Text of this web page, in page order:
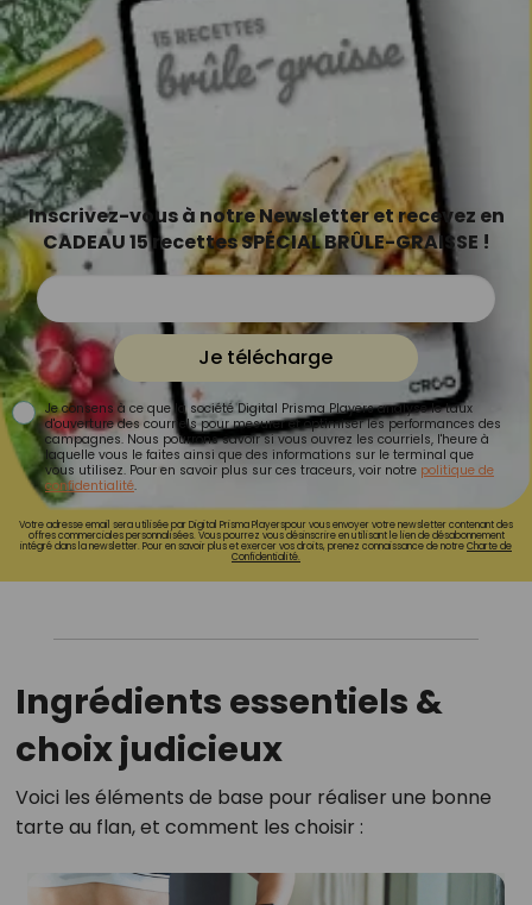
Inscrivez-vous à notre Newsletter et recevez en
CADEAU 15 recettes SPÉCIAL BRÛLE-GRAISSE !
Je télécharge
Je consens à ce que la société Digital Prisma Players analyse le taux
d'ouverture des courriels pour mesurer et optimiser les performances des
campagnes. Nous pourrons savoir si vous ouvrez les courriels, l'heure à
laquelle vous le faites ainsi que des informations sur le terminal que
vous utilisez. Pour en savoir plus sur ces traceurs, voir notre politique de
confidentialité.
Votre adresse email sera utilisée par Digital Prisma Playerspour vous envoyer votre newsletter contenant des
offres commerciales personnalisées. Vous pourrez vous désinscrire en utilisant le lien de désabonnement
intégré dans la newsletter. Pour en savoir plus et exercer vos droits, prenez connaissance de notreCharte de
Confidentialité.
Ingrédients essentiels &
choix judicieux
Voici les éléments de base pour réaliser une bonne
tarte au flan, et comment les choisir :